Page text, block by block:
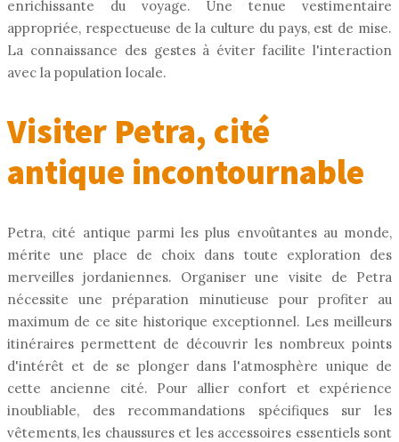
enrichissante du voyage. Une tenue vestimentaire
appropriée, respectueuse de la culture du pays, est de mise.
La connaissance des gestes à éviter facilite l'interaction
avec la population locale.
Visiter Petra, cité
antique incontournable
Petra, cité antique parmi les plus envoûtantes au monde,
mérite une place de choix dans toute exploration des
merveilles jordaniennes. Organiser une visite de Petra
nécessite une préparation minutieuse pour profiter au
maximum de ce site historique exceptionnel. Les meilleurs
itinéraires permettent de découvrir les nombreux points
d'intérêt et de se plonger dans l'atmosphère unique de
cette ancienne cité. Pour allier confort et expérience
inoubliable, des recommandations spécifiques sur les
vêtements, les chaussures et les accessoires essentiels sont